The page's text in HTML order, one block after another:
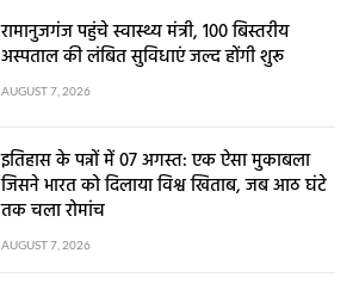
रामानुजगंज पहुंचे स्वास्थ्य मंत्री, 100 बिस्तरीय
अस्पताल की लंबित सुविधाएं जल्द होंगी शुरू
AUGUST 7, 2026
इतिहास के पन्नों में 07 अगस्त: एक ऐसा मुकाबला
जिसने भारत को दिलाया विश्व खिताब, जब आठ घंटे
तक चला रोमांच
AUGUST 7, 2026